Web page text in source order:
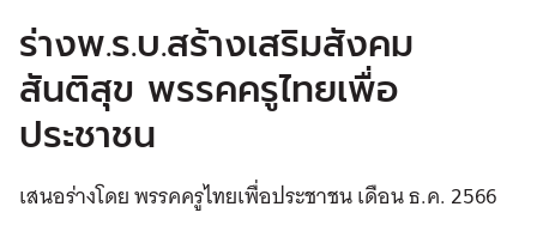
ร่างพ.ร.บ.สร้างเสริมสังคม
สันติสุข พรรคครูไทยเพื่อ
ประชาชน
เสนอร่างโดย พรรคครูไทยเพื่อประชาชน เดือน ธ.ค. 2566